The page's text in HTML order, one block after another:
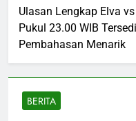
Ulasan Lengkap Elva
Pukul 23.00 WIB
Pembahasan Menarik
BERITA